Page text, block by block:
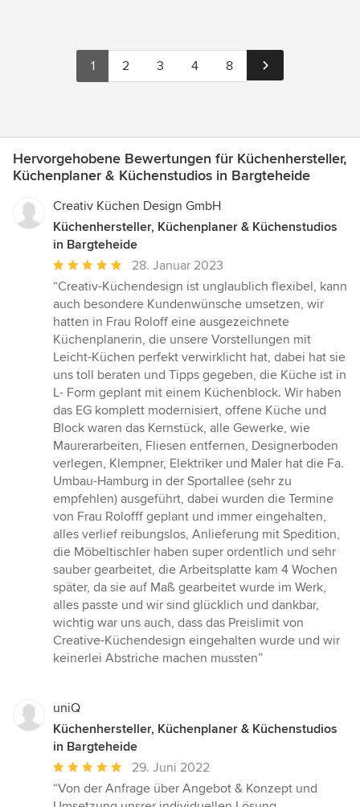
1 2 3 4 8
Hervorgehobene Bewertungen für Küchenhersteller,
Küchenplaner & Küchenstudios in Bargteheide
Creativ Küchen Design GmbH
Küchenhersteller, Küchenplaner & Küchenstudios
in Bargteheide
Durchschnittliche
Bewertung:
5
von
5
Sternen
28. Januar 2023
“Creativ-Küchendesign ist unglaublich flexibel, kann
auch besondere Kundenwünsche umsetzen, wir
hatten in Frau Roloff eine ausgezeichnete
Küchenplanerin, die unsere Vorstellungen mit
Leicht-Küchen perfekt verwirklicht hat, dabei hat sie
uns toll beraten und Tipps gegeben, die Küche ist in
L- Form geplant mit einem Küchenblock. Wir haben
das EG komplett modernisiert, offene Küche und
Block waren das Kernstück, alle Gewerke, wie
Maurerarbeiten, Fliesen entfernen, Designerboden
verlegen, Klempner, Elektriker und Maler hat die Fa.
Umbau-Hamburg in der Sportallee (sehr zu
empfehlen) ausgeführt, dabei wurden die Termine
von Frau Rolofff geplant und immer eingehalten,
alles verlief reibungslos, Anlieferung mit Spedition,
die Möbeltischler haben super ordentlich und sehr
sauber gearbeitet, die Arbeitsplatte kam 4 Wochen
später, da sie auf Maß gearbeitet wurde im Werk,
alles passte und wir sind glücklich und dankbar,
wichtig war uns auch, dass das Preislimit von
Creative-Küchendesign eingehalten wurde und wir
keinerlei Abstriche machen mussten”
uniQ
Küchenhersteller, Küchenplaner & Küchenstudios
in Bargteheide
Durchschnittliche
Bewertung:
5
29. Juni 2022
“Von der Anfrage über Angebot & Konzept und